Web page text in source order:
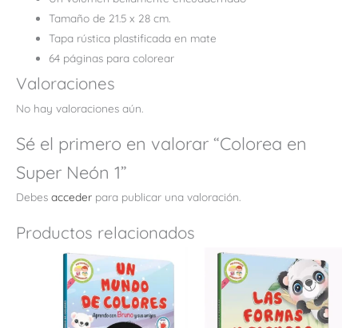
Tamaño de 21.5 x 28 cm.
Tapa rústica plastificada en mate
64 páginas para colorear
Valoraciones
No hay valoraciones aún.
Sé el primero en valorar “Colorea en
Super Neón 1”
Debes acceder para publicar una valoración.
Productos relacionados